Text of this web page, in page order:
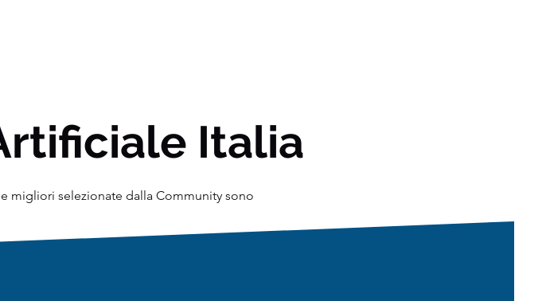
Italia
migliori selezionate dalla Community sono